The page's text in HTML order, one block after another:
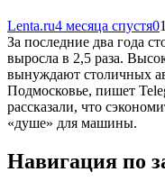
Lenta.ru4 месяца спустя0
За последние два года
выросла в 2,5 раза.
вынуждают столичных
Подмосковье, пишет
рассказали, что
«душе» для машины.
Навигация по